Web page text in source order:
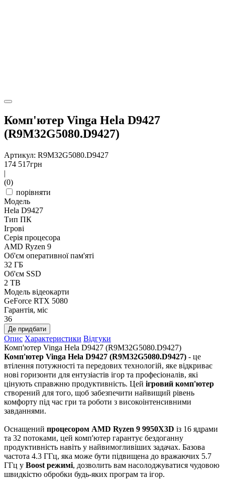
Комп'ютер Vinga Hela D9427
(R9M32G5080.D9427)
Артикул: R9M32G5080.D9427
174 517грн
|
(0)
порівняти
Модель
Hela D9427
Тип ПК
Ігрові
Серія процесора
AMD Ryzen 9
Об'єм оперативної пам'яті
32 ГБ
Об'єм SSD
2 TB
Модель відеокарти
GeForce RTX 5080
Гарантія, міс
36
Де придбати
Опис Характеристики Відгуки
Комп'ютер Vinga Hela D9427 (R9M32G5080.D9427)
Комп'ютер Vinga Hela D9427 (R9M32G5080.D9427) - це
втілення потужності та передових технологій, яке відкриває
нові горизонти для ентузіастів ігор та професіоналів, які
цінують справжню продуктивність. Цей ігровий комп'ютер
створений для того, щоб забезпечити найвищий рівень
комфорту під час гри та роботи з високоінтенсивними
завданнями.
Оснащений процесором AMD Ryzen 9 9950X3D із 16 ядрами
та 32 потоками, цей комп'ютер гарантує бездоганну
продуктивність навіть у найвимогливіших задачах. Базова
частота 4.3 ГГц, яка може бути підвищена до вражаючих 5.7
ГГц у Boost режимі, дозволить вам насолоджуватися чудовою
швидкістю обробки будь-яких програм та ігор.